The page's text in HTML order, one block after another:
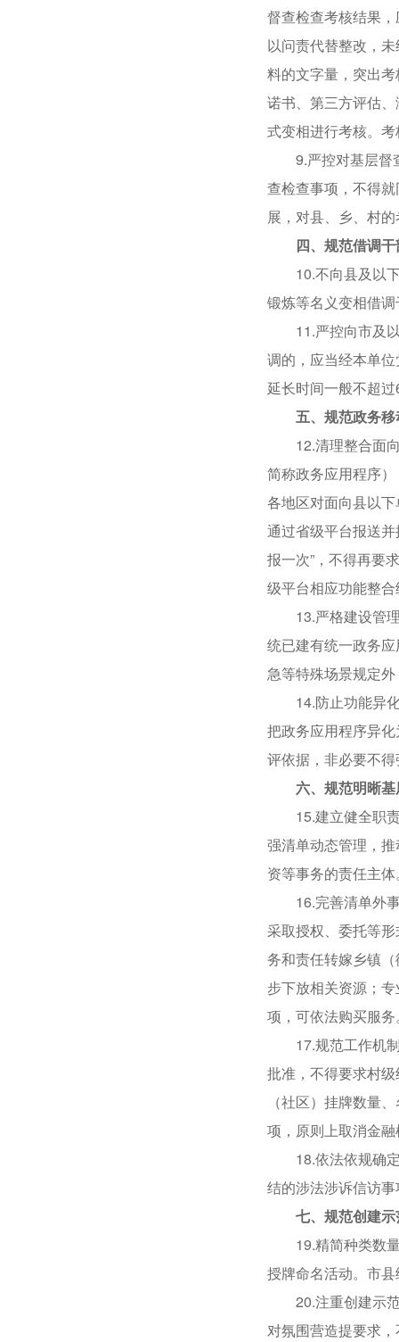
督查检查考核结果
以问责代替整改，
料的文字量，突出
诺书、第三方评估
式变相进行考核。
9.严控对基层督查
查检查事项，不得
展，对县、乡、村
四、规范借调
10.不向县及以下
锻炼等名义变相借
11.严控向市及以
调的，应当经本单
延长时间一般不超
五、规范政务
12.清理整合面向
简称政务应用程序
各地区对面向县以
通过省级平台报送
报一次”，不得再要
级平台相应功能整
13.严格建设管理
统已建有统一政务
急等特殊场景规定
14.防止功能异化
把政务应用程序异
评依据，非必要不
六、规范明晰
15.建立健全职责
强清单动态管理，
资等事务的责任主
16.完善清单外事
采取授权、委托等
务和责任转嫁乡镇
步下放相关资源；
项，可依法购买服务
17.规范工作机制
批准，不得要求村
（社区）挂牌数量
项，原则上取消金
18.依法依规确定
结的涉法涉诉信访
七、规范创建
19.精简种类数量
授牌命名活动。市
20.注重创建示范
对氛围营造提要求